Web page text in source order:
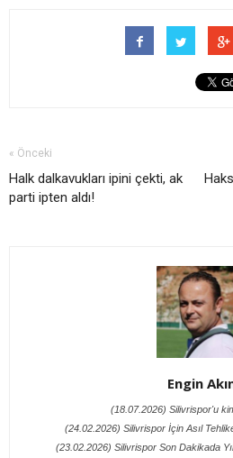
« Önceki
Halk dalkavukları ipini çekti, ak
parti ipten aldı!
Engin
(18.07.2026) Silivrispor'u
(24.02.2026) Silivrispor İçin Asıl
(23.02.2026) Silivrispor Son Dakikada